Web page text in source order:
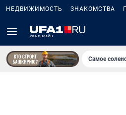
НЕДВИЖИМОСТЬ ЗНАКОМСТВА
Самое